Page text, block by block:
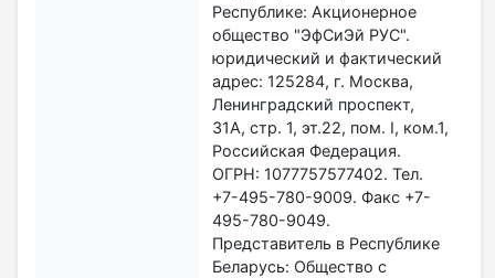
Республике: Акционерное
общество "ЭфСиЭй РУС".
юридический и фактический
адрес: 125284, г. Москва,
Ленинградский проспект,
31А, стр. 1, эт.22, пом. I, ком.1,
Российская Федерация.
ОГРН: 1077757577402. Тел.
+7-495-780-9009. Факс +7-
495-780-9049.
Представитель в Республике
Беларусь: Общество с